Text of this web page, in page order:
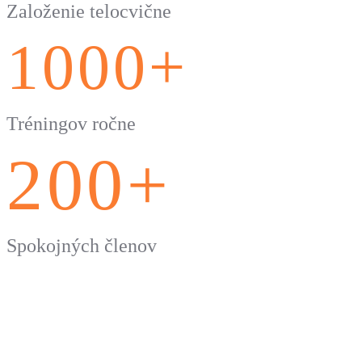
Založenie telocvične
1000+
Tréningov ročne
200+
Spokojných členov